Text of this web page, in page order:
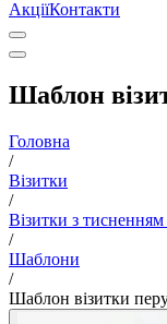
АкціїКонтакти
Шаблон
Головна
/
Візитки
/
Візитки з
/
Шаблони
/
Шаблон візитки